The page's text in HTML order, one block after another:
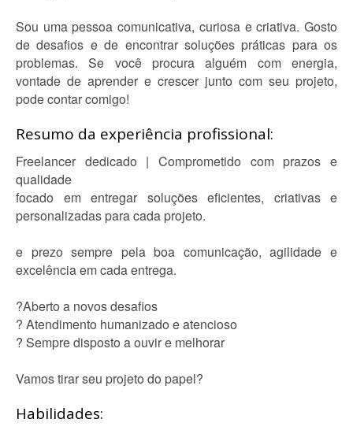
Sou uma pessoa comunicativa, curiosa e criativa. Gosto
de desafios e de encontrar soluções práticas para os
problemas. Se você procura alguém com energia,
vontade de aprender e crescer junto com seu projeto,
pode contar comigo!
Resumo da experiência profissional:
Freelancer dedicado | Comprometido com prazos e
qualidade
focado em entregar soluções eficientes, criativas e
personalizadas para cada projeto.
e prezo sempre pela boa comunicação, agilidade e
excelência em cada entrega.
?Aberto a novos desafios
? Atendimento humanizado e atencioso
? Sempre disposto a ouvir e melhorar
Vamos tirar seu projeto do papel?
Habilidades: